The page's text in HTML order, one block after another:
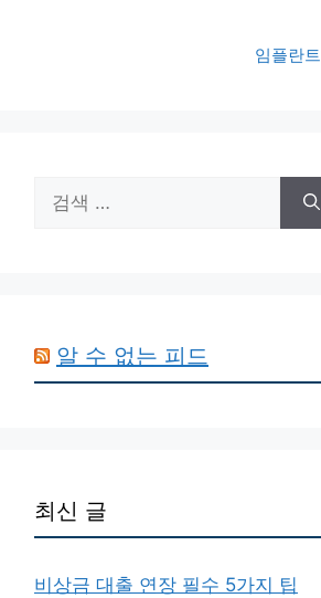
임플란트
색:
알 수 없는 피드
최신 글
비상금 대출 연장 필수 5가지 팁